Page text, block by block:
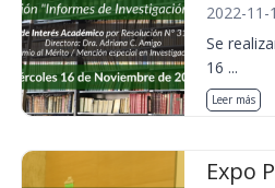
2022-11-
Se
16 ...
Leer más
Expo